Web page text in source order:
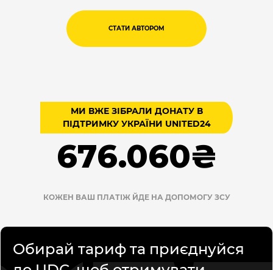
СТАТИ АВТОРОМ
МИ ВЖЕ ЗІБРАЛИ ДОНАТУ В
ПІДТРИМКУ УКРАЇНИ UNITED24
676.060₴
КОЖЕН ВАШ ПЛАТІЖ ЙДЕ НА ДОПОМОГУ ЗСУ
Обирай тариф та приєднуйся